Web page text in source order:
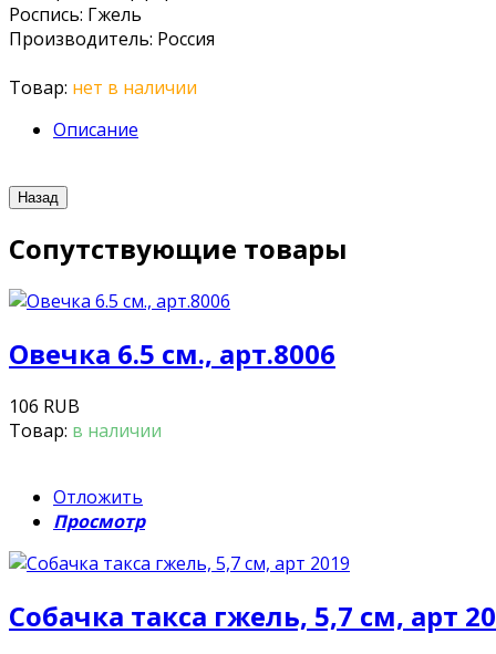
Роспись: Гжель
Производитель: Россия
Товар: нет в наличии
Описание
Сопутствующие товары
Овечка 6.5 см., арт.8006
106 RUB
Товар: в наличии
Отложить
Просмотр
Собачка такса гжель, 5,7 см, арт